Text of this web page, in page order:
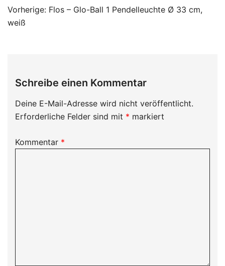
Beitragsnavigation
Vorherige: Flos – Glo-Ball 1 Pendelleuchte Ø 33 cm,
weiß
Schreibe einen Kommentar
Deine E-Mail-Adresse wird nicht veröffentlicht.
Erforderliche Felder sind mit * markiert
Kommentar *